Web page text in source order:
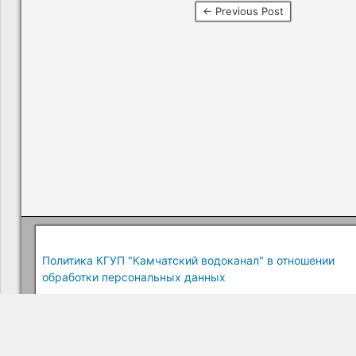
← Previous Post
Политика КГУП "Камчатский водоканал" в отношении
обработки персональных данных